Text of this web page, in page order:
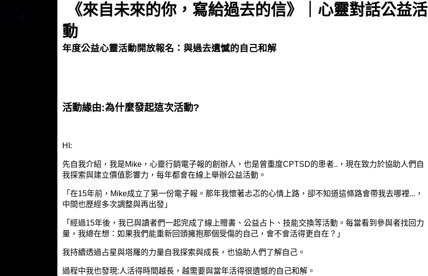
《來自未來的你，寫給過去的信》｜心靈對話公益活
動
年度公益心靈活動開放報名：與過去遺憾的自己和解
活動緣由:為什麼發起這次活動?
HI:
先自我介紹，我是Mike，心靈行銷電子報的創辦人，也是曾重度CPTSD的患者..，現在致力於協助人們自
我探索與建立價值影響力，每年都會在線上舉辦公益活動。
「在15年前，Mike成立了第一份電子報。那年我懷著忐忑的心情上路，卻不知道這條路會帶我去哪裡...，
中間也歷經多次調整與再出發」
「經過15年後，我已與讀者們一起完成了線上贈書、公益占卜、技能交換等活動。每當看到參與者找回力
量，我總在想：如果我們能重新回頭擁抱那個受傷的自己，會不會活得更自在？」
我持續透過占星與塔羅的力量自我探索與成長，也協助人們了解自己。
過程中我也發現:人活得時間越長，越需要與當年活得很遺憾的自己和解。